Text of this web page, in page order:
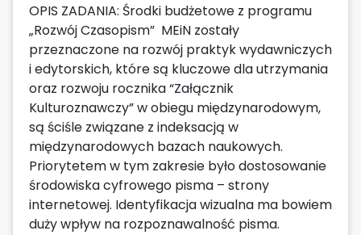
OPIS ZADANIA: Środki budżetowe z programu
„Rozwój Czasopism” MEiN zostały
przeznaczone na rozwój praktyk wydawniczych
i edytorskich, które są kluczowe dla utrzymania
oraz rozwoju rocznika “Załącznik
Kulturoznawczy” w obiegu międzynarodowym,
są ściśle związane z indeksacją w
międzynarodowych bazach naukowych.
Priorytetem w tym zakresie było dostosowanie
środowiska cyfrowego pisma – strony
internetowej. Identyfikacja wizualna ma bowiem
duży wpływ na rozpoznawalność pisma.